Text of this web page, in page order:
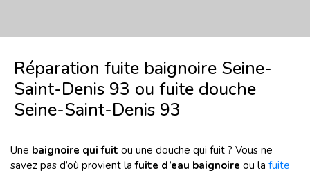
Réparation fuite baignoire Seine-
Saint-Denis 93 ou fuite douche
Seine-Saint-Denis 93
Une baignoire qui fuit ou une douche qui fuit ? Vous ne
savez pas d’où provient lafuite d’eau baignoire ou la fuite